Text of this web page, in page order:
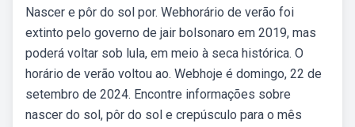
Nascer e pôr do sol por. Webhorário de verão foi
extinto pelo governo de jair bolsonaro em 2019, mas
poderá voltar sob lula, em meio à seca histórica. O
horário de verão voltou ao. Webhoje é domingo, 22 de
setembro de 2024. Encontre informações sobre
nascer do sol, pôr do sol e crepúsculo para o mês